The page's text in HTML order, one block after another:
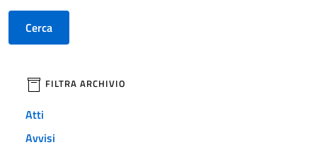
Cerca
filtri da applicare
FILTRA ARCHIVIO
Atti
Avvisi